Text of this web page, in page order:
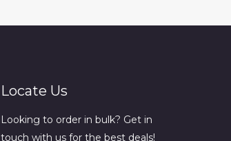
Locate Us
Looking to order in bulk? Get in
touch with us for the best deals!